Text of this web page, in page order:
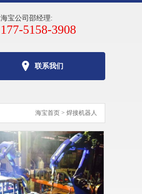
海宝公司邵经理:
177-5158-3908
联系我们
海宝首页 > 焊接机器人